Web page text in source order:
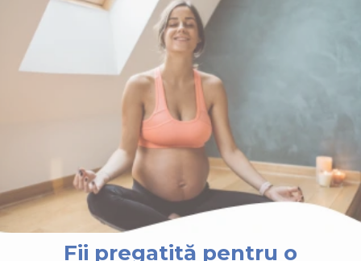
Fii pregatită pentru o